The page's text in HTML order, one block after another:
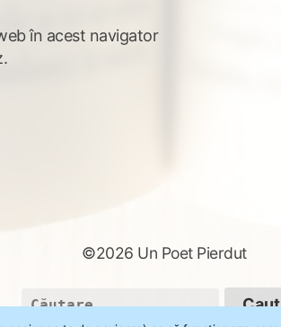
în acest navigator
©2026 Un Poet Pierdut
Caută